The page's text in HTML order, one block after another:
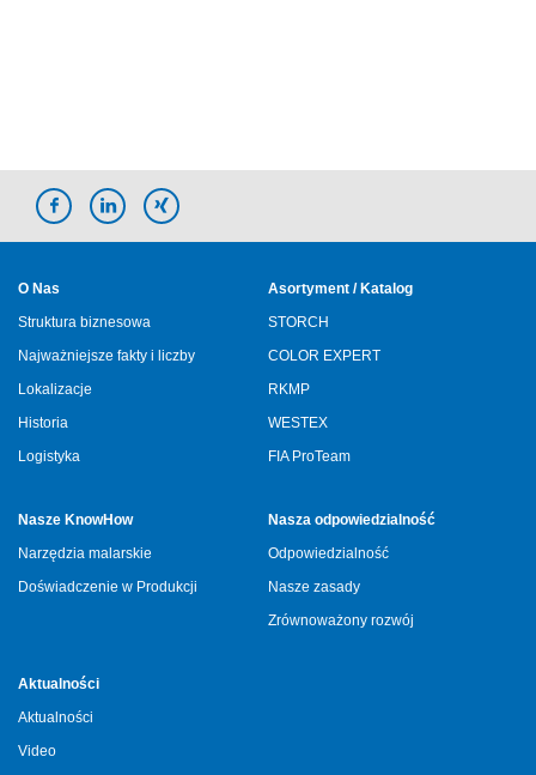
O Nas
Struktura biznesowa
Najważniejsze fakty i liczby
Lokalizacje
Historia
Logistyka
Asortyment / Katalog
STORCH
COLOR EXPERT
RKMP
WESTEX
FIA ProTeam
Nasze KnowHow
Narzędzia malarskie
Doświadczenie w Produkcji
Nasza odpowiedzialność
Odpowiedzialność
Nasze zasady
Zrównoważony rozwój
Aktualności
Aktualności
Video